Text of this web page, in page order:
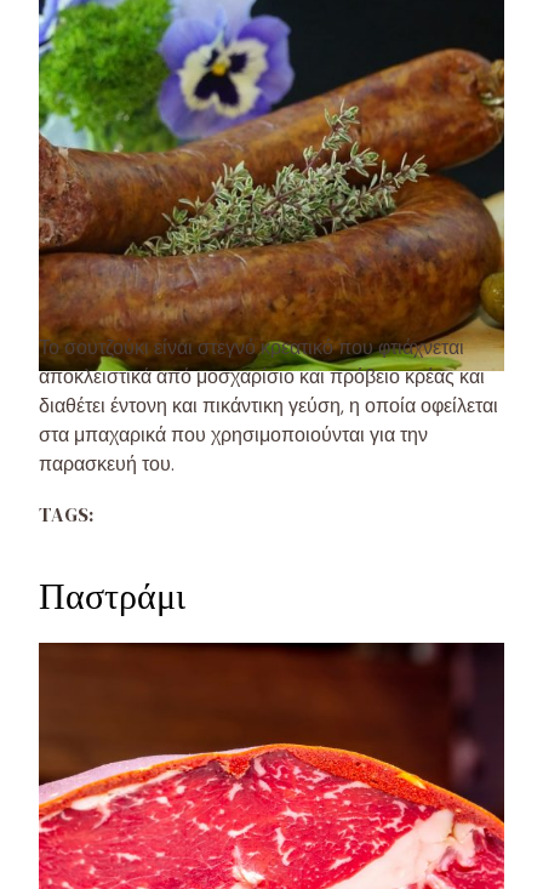
Το σουτζούκι είναι στεγνό κρεατικό που φτιάχνεται
αποκλειστικά από μοσχαρίσιο και πρόβειο κρέας και
διαθέτει έντονη και πικάντικη γεύση, η οποία οφείλεται
στα μπαχαρικά που χρησιμοποιούνται για την
παρασκευή του.
TAGS:
Παστράμι